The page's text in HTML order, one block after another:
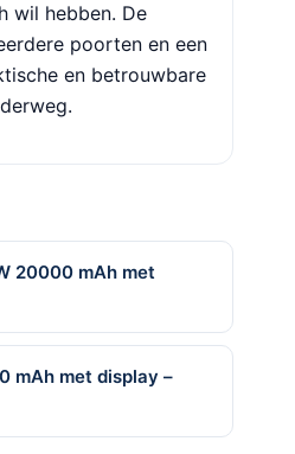
wil hebben. De
poorten en een
en betrouwbare
20000 mAh met
mAh met display –